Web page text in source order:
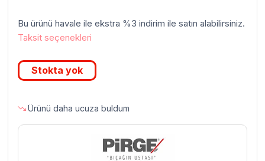
Bu ürünü havale ile ekstra %3 indirim ile satın alabilirsiniz.
Taksit seçenekleri
Stokta yok
Ürünü daha ucuza buldum